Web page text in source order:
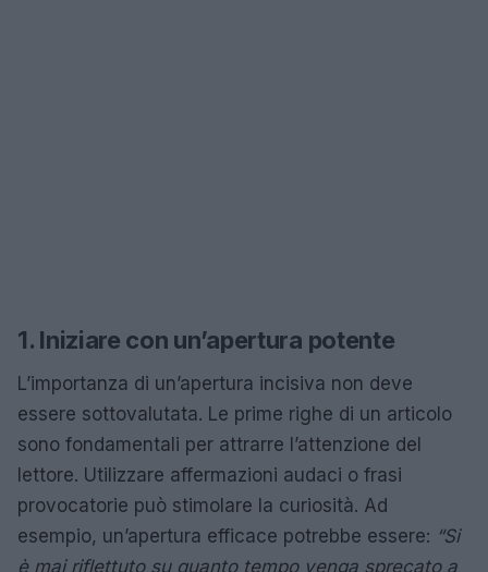
1. Iniziare con un’apertura potente
L’importanza di un’apertura incisiva non deve
essere sottovalutata. Le prime righe di un articolo
sono fondamentali per attrarre l’attenzione del
lettore. Utilizzare affermazioni audaci o frasi
provocatorie può stimolare la curiosità. Ad
esempio, un’apertura efficace potrebbe essere: “Si
è mai riflettuto su quanto tempo venga sprecato a